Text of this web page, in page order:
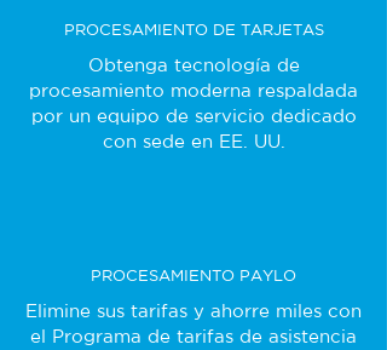
PROCESAMIENTO DE TARJETAS
Obtenga tecnología de
procesamiento moderna respaldada
por un equipo de servicio dedicado
con sede en EE. UU.
PROCESAMIENTO PAYLO
Elimine sus tarifas y ahorre miles con
el Programa de tarifas de asistencia